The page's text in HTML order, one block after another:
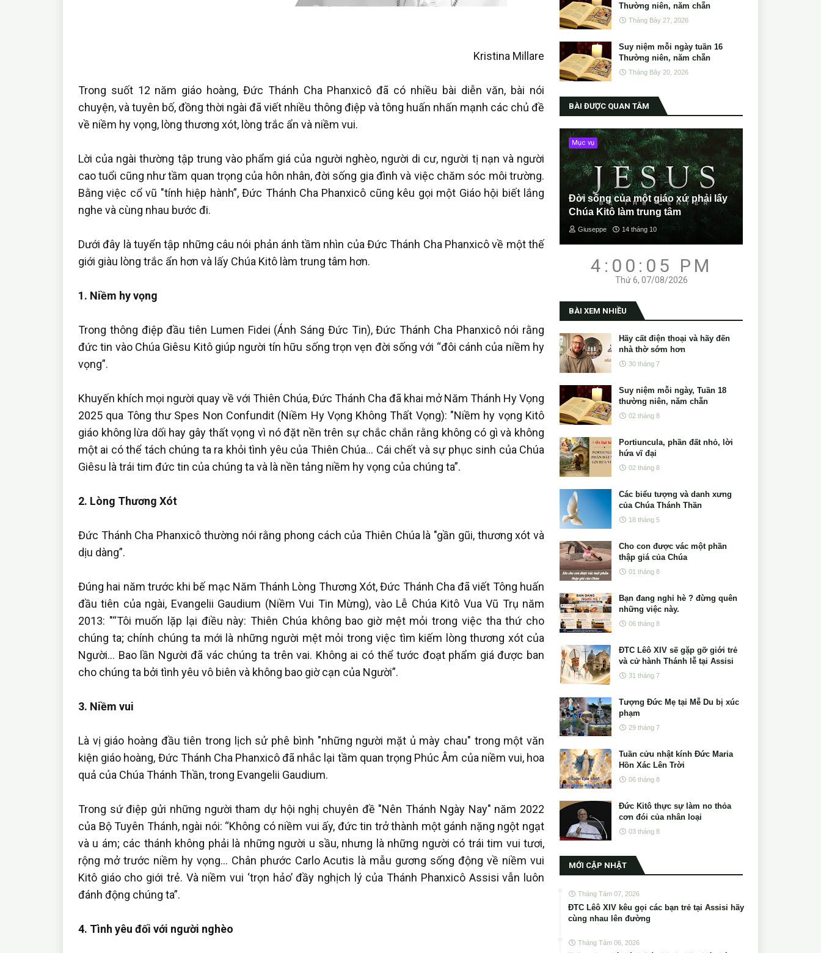
Kristina Millare
Trong suốt 12 năm giáo hoàng, Đức Thánh Cha Phanxicô đã có nhiều bài diễn văn, bài nói
chuyện, và tuyên bố, đồng thời ngài đã viết nhiều thông điệp và tông huấn nhấn mạnh các chủ đề
về niềm hy vọng, lòng thương xót, lòng trắc ẩn và niềm vui.
Lời của ngài thường tập trung vào phẩm giá của người nghèo, người di cư, người tị nạn và người
cao tuổi cũng như tầm quan trọng của hôn nhân, đời sống gia đình và việc chăm sóc môi trường.
Bằng việc cổ vũ "tính hiệp hành”, Đức Thánh Cha Phanxicô cũng kêu gọi một Giáo hội biết lắng
nghe và cùng nhau bước đi.
Dưới đây là tuyển tập những câu nói phản ánh tầm nhìn của Đức Thánh Cha Phanxicô về một thế
giới giàu lòng trắc ẩn hơn và lấy Chúa Kitô làm trung tâm hơn.
1. Niềm hy vọng
Trong thông điệp đầu tiên Lumen Fidei (Ánh Sáng Đức Tin), Đức Thánh Cha Phanxicô nói rằng
đức tin vào Chúa Giêsu Kitô giúp người tín hữu sống trọn vẹn đời sống với “đôi cánh của niềm hy
vọng”.
Khuyến khích mọi người quay về với Thiên Chúa, Đức Thánh Cha đã khai mở Năm Thánh Hy Vọng
2025 qua Tông thư Spes Non Confundit (Niềm Hy Vọng Không Thất Vọng): "Niềm hy vọng Kitô
giáo không lừa dối hay gây thất vọng vì nó đặt nền trên sự chắc chắn rằng không có gì và không
một ai có thể tách chúng ta ra khỏi tình yêu của Thiên Chúa… Cái chết và sự phục sinh của Chúa
Giêsu là trái tim đức tin của chúng ta và là nền tảng niềm hy vọng của chúng ta”.
2. Lòng Thương Xót
Đức Thánh Cha Phanxicô thường nói rằng phong cách của Thiên Chúa là "gần gũi, thương xót và
dịu dàng”.
Đúng hai năm trước khi bế mạc Năm Thánh Lòng Thương Xót, Đức Thánh Cha đã viết Tông huấn
đầu tiên của ngài, Evangelii Gaudium (Niềm Vui Tin Mừng), vào Lễ Chúa Kitô Vua Vũ Trụ năm
2013: "“Tôi muốn lặp lại điều này: Thiên Chúa không bao giờ mệt mỏi trong việc tha thứ cho
chúng ta; chính chúng ta mới là những người mệt mỏi trong việc tìm kiếm lòng thương xót của
Người… Bao lần Người đã vác chúng ta trên vai. Không ai có thể tước đoạt phẩm giá được ban
cho chúng ta bởi tình yêu vô biên và không bao giờ cạn của Người”.
3. Niềm vui
Là vị giáo hoàng đầu tiên trong lịch sử phê bình "những người mặt ủ mày chau" trong một văn
kiện giáo hoàng, Đức Thánh Cha Phanxicô đã nhắc lại tầm quan trọng Phúc Âm của niềm vui, hoa
quả của Chúa Thánh Thần, trong Evangelii Gaudium.
Trong sứ điệp gửi những người tham dự hội nghị chuyên đề "Nên Thánh Ngày Nay" năm 2022
của Bộ Tuyên Thánh, ngài nói: “Không có niềm vui ấy, đức tin trở thành một gánh nặng ngột ngạt
và u ám; các thánh không phải là những người u sầu, nhưng là những người có trái tim vui tươi,
rộng mở trước niềm hy vọng… Chân phước Carlo Acutis là mẫu gương sống động về niềm vui
Kitô giáo cho giới trẻ. Và niềm vui ‘trọn hảo’ đầy nghịch lý của Thánh Phanxicô Assisi vẫn luôn
đánh động chúng ta”.
4. Tình yêu đối với người nghèo
Thường niên, năm chẵn
Tháng Bảy 27, 2026
Suy niệm mỗi ngày tuần 16
Thường niên, năm chẵn
Tháng Bảy 20, 2026
BÀI ĐƯỢC QUAN TÂM
Mục vụ
Đời sống của một giáo xứ phải lấy
Chúa Kitô làm trung tâm
Giuseppe 14 tháng 10
4:00:06 PM
Thứ 6, 07/08/2026
BÀI XEM NHIỀU
Hãy cất điện thoại và hãy đến
nhà thờ sớm hơn
30 tháng 7
Suy niệm mỗi ngày, Tuần 18
thường niên, năm chẵn
02 tháng 8
Portiuncula, phần đất nhỏ, lời
hứa vĩ đại
02 tháng 8
Các biểu tượng và danh xưng
của Chúa Thánh Thần
18 tháng 5
Cho con được vác một phần
thập giá của Chúa
01 tháng 8
Bạn đang nghỉ hè ? đừng quên
những việc này.
06 tháng 8
ĐTC Lêô XIV sẽ gặp gỡ giới trẻ
và cử hành Thánh lễ tại Assisi
31 tháng 7
Tượng Đức Mẹ tại Mễ Du bị xúc
phạm
29 tháng 7
Tuần cửu nhật kính Đức Maria
Hồn Xác Lên Trời
06 tháng 8
Đức Kitô thực sự làm no thỏa
cơn đói của nhân loại
03 tháng 8
MỚI CẬP NHẬT
Tháng Tám 07, 2026
ĐTC Lêô XIV kêu gọi các bạn trẻ tại Assisi hãy
cùng nhau lên đường
Tháng Tám 06, 2026